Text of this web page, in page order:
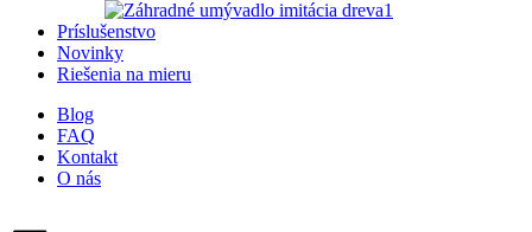
Príslušenstvo
Novinky
Riešenia na mieru
Blog
FAQ
Kontakt
O nás